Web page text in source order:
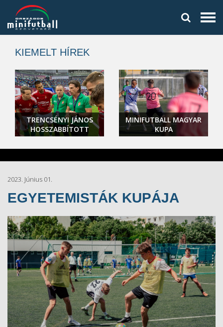
KIEMELT HÍREK
TRENCSÉNYI JÁNOS
HOSSZABBÍTOTT
MINIFUTBALL MAGYAR
KUPA
2023. Június 01.
EGYETEMISTÁK KUPÁJA